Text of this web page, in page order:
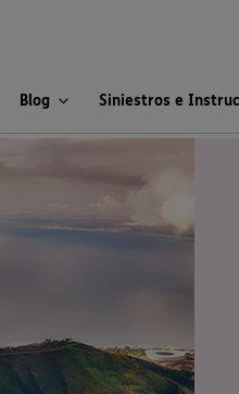
Blog Siniestros e